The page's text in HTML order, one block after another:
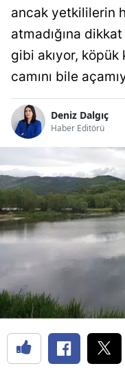
ancak yetkililerin
atmadığına
gibi akıyor,
camını bile
Deniz Dalgıç
Haber Editörü